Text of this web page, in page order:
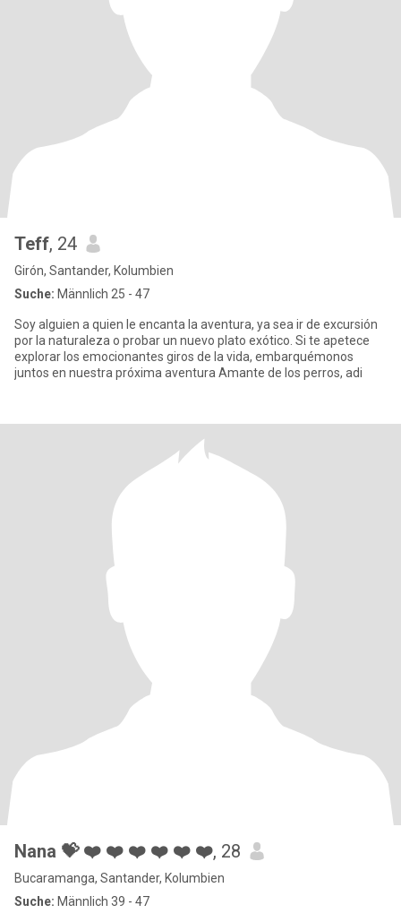
Teff, 24
Girón, Santander, Kolumbien
Suche: Männlich 25 - 47
Soy alguien a quien le encanta la aventura, ya sea ir de excursión
por la naturaleza o probar un nuevo plato exótico. Si te apetece
explorar los emocionantes giros de la vida, embarquémonos
juntos en nuestra próxima aventura Amante de los perros, adi
Nana 💝 ❤️ ❤️ ❤️ ❤️ ❤️ ❤️, 28
Bucaramanga, Santander, Kolumbien
Suche: Männlich 39 - 47